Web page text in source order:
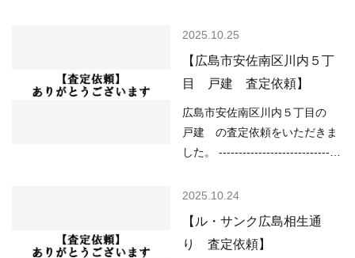
（用途地域）第一種住居地域
（土砂災害）該当なし （洪水）
該当なし （高潮）1m以上2m未
満 （内水）0.2m以上 （津波）
1.0m以上2.0m未満 ---------------
----------------------------------------
市況については、 ○住宅ローン
○売り物件が少なく、物件を探
している人が多い などの状況で
2025.10.25
【広島市安佐南区川内５丁
目 戸建 査定依頼】
広島市安佐南区川内５丁目の
戸建 の査定依頼をいただきま
した。 -------------------------------
------ （用途地域）第一種住居地
害）該当なし （洪水）0.5～
3.0m未満 （高潮）該当なし
2025.10.24
【ル・サンク広島相生通
り 査定依頼】